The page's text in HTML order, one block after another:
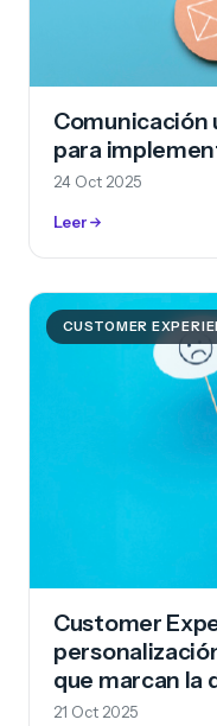
Comunicación
para
24 Oct 2025
Leer
CUSTOMER
Customer
que marcan la
21 Oct 2025